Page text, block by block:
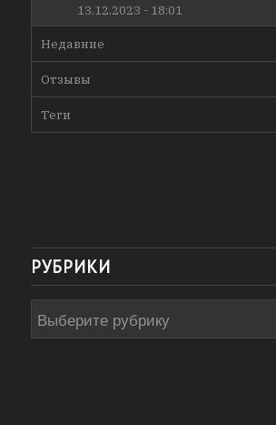
13.12.2023 - 18:01
Недавние
Отзывы
Теги
РУБРИКИ
Рубрики